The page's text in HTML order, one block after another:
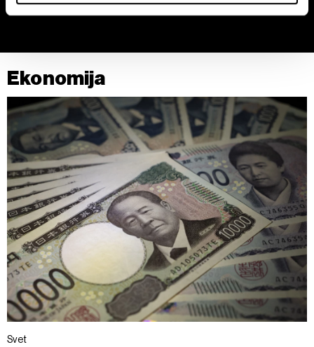
kolačićima i drugim sličnim tehnologijama u
Kolačiće u bilo kojem trenutku možete ponovno ažurirati
klikom na „Prikaži detalje“. Pristanak možete u bilo kojem
trenutku opozvati bez negativnih posledica.
Ekonomija
Svet